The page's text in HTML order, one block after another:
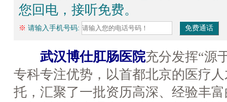
您回电，接听免费。
※ 请输入手机号码:
武汉博仕肛肠医院充分发挥“源
专科专注优势，以首都北京的医疗
托，汇聚了一批资历高深、经验丰